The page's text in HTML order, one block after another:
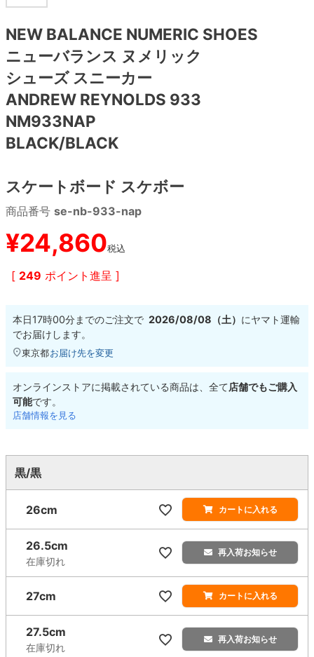
NEW BALANCE NUMERIC SHOES
ニューバランス ヌメリック
シューズ スニーカー
ANDREW REYNOLDS 933
NM933NAP
BLACK/BLACK
スケートボード スケボー
商品番号 se-nb-933-nap
¥24,860税込
[ 249 ポイント進呈 ]
本日17時00分までのご注文で 2026/08/08（土） にヤマト運輸
でお届けします。
東京都お届け先を変更
オンラインストアに掲載されている商品は、全て店舗でもご購入
可能です。
店舗情報を見る
黒/黒
26cm カートに入れる
26.5cm
在庫切れ
再入荷お知らせ
27cm カートに入れる
27.5cm
在庫切れ
再入荷お知らせ
8.7inch
8.8inch
8.9inch
高性能デッキ
8.8inch
8.9inch
9.0inch以上
72mm
75mm
110mm
29cm
29.5cm
30cm
サイズの測り方